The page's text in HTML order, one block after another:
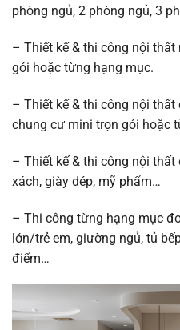
phòng ngủ, 2 phòng ngủ, 3
– Thiết kế & thi công nội thất
gói hoặc từng hạng mục.
– Thiết kế & thi công nội thất
chung cư mini trọn gói hoặc
– Thiết kế & thi công nội
xách, giày dép, mỹ phẩm…
– Thi công từng hạng mục
lớn/trẻ em, giường ngủ, tủ
điểm…